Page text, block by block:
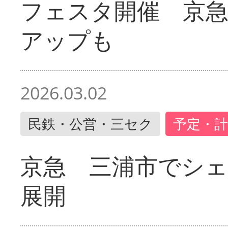
フェスタ開催 京
アップも
2026.03.02
民鉄・公営・三セク 予定・
京急 三浦市でシ
展開